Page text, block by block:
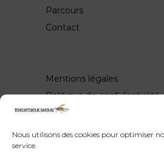
Nous utilisons des cookies pour optimiser
service.
Parcours
Contact
Mentions légales
Politique de confidentialité